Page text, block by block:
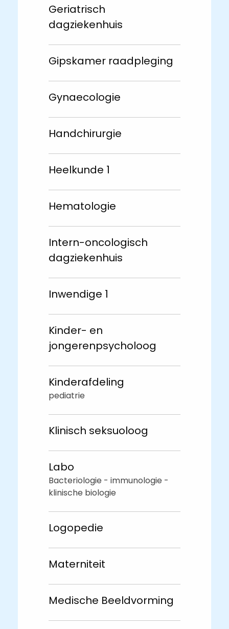
Geriatrisch
dagziekenhuis
Gipskamer raadpleging
Gynaecologie
Handchirurgie
Heelkunde 1
Hematologie
Intern-oncologisch
dagziekenhuis
Inwendige 1
Kinder- en
jongerenpsycholoog
Kinderafdeling
pediatrie
Klinisch seksuoloog
Labo
Bacteriologie - immunologie -
klinische biologie
Logopedie
Materniteit
Medische Beeldvorming